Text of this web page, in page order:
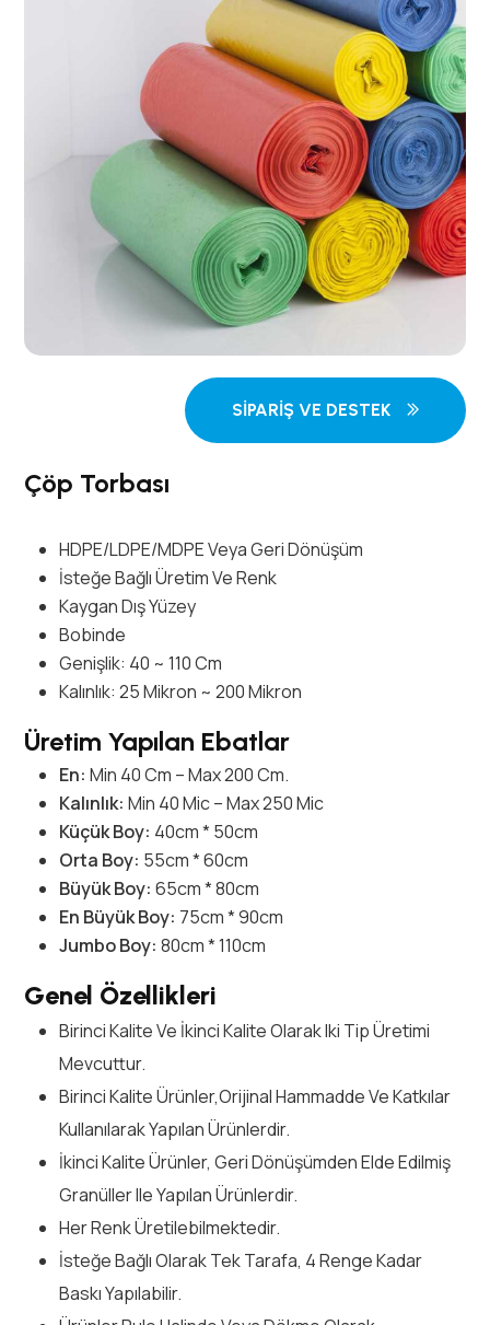
SIPARIŞ VE DESTEK
Çöp Torbası
HDPE/LDPE/MDPE Veya Geri Dönüşüm
İsteğe Bağlı Üretim Ve Renk
Kaygan Dış Yüzey
Bobinde
Genişlik: 40 ~ 110 Cm
Kalınlık: 25 Mikron ~ 200 Mikron
Üretim Yapılan Ebatlar
En: Min 40 Cm – Max 200 Cm.
Kalınlık: Min 40 Mic – Max 250 Mic
Küçük Boy: 40cm * 50cm
Orta Boy: 55cm * 60cm
Büyük Boy: 65cm * 80cm
En Büyük Boy: 75cm * 90cm
Jumbo Boy: 80cm * 110cm
Genel Özellikleri
Birinci Kalite Ve İkinci Kalite Olarak Iki Tip Üretimi
Mevcuttur.
Birinci Kalite Ürünler,orijinal Hammadde Ve Katkılar
Kullanılarak Yapılan Ürünlerdir.
İkinci Kalite Ürünler, Geri Dönüşümden Elde Edilmiş
Granüller Ile Yapılan Ürünlerdir.
Her Renk Üretilebilmektedir.
İsteğe Bağlı Olarak Tek Tarafa, 4 Renge Kadar
Baskı Yapılabilir.